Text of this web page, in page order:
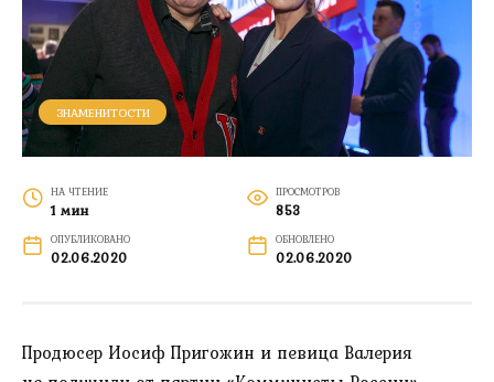
ЗНАМЕНИТОСТИ
НА ЧТЕНИЕ
1 мин
ПРОСМОТРОВ
853
ОПУБЛИКОВАНО
02.06.2020
ОБНОВЛЕНО
02.06.2020
Продюсер Иосиф Пригожин и певица Валерия